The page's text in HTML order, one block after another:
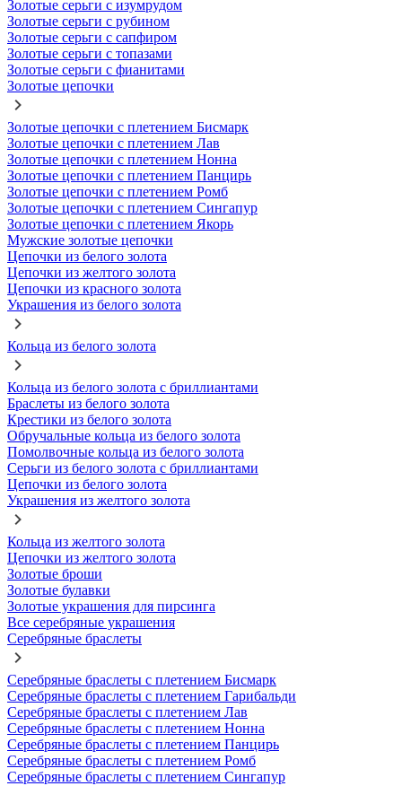
Золотые серьги с изумрудом
Золотые серьги с рубином
Золотые серьги с сапфиром
Золотые серьги с топазами
Золотые серьги с фианитами
Золотые цепочки
Золотые цепочки с плетением Бисмарк
Золотые цепочки с плетением Лав
Золотые цепочки с плетением Нонна
Золотые цепочки с плетением Панцирь
Золотые цепочки с плетением Ромб
Золотые цепочки с плетением Сингапур
Золотые цепочки с плетением Якорь
Мужские золотые цепочки
Цепочки из белого золота
Цепочки из желтого золота
Цепочки из красного золота
Украшения из белого золота
Кольца из белого золота
Кольца из белого золота с бриллиантами
Браслеты из белого золота
Крестики из белого золота
Обручальные кольца из белого золота
Помолвочные кольца из белого золота
Серьги из белого золота с бриллиантами
Цепочки из белого золота
Украшения из желтого золота
Кольца из желтого золота
Цепочки из желтого золота
Золотые броши
Золотые булавки
Золотые украшения для пирсинга
Все серебряные украшения
Серебряные браслеты
Серебряные браслеты с плетением Бисмарк
Серебряные браслеты с плетением Гарибальди
Серебряные браслеты с плетением Лав
Серебряные браслеты с плетением Нонна
Серебряные браслеты с плетением Панцирь
Серебряные браслеты с плетением Ромб
Серебряные браслеты с плетением Сингапур